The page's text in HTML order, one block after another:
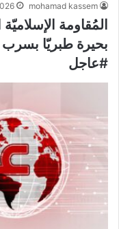
mohamad kassem
المُقاومة
بحيرة طبريّا
#عاجل